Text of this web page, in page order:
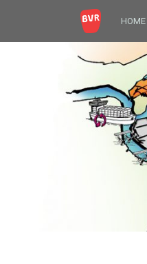
HOME